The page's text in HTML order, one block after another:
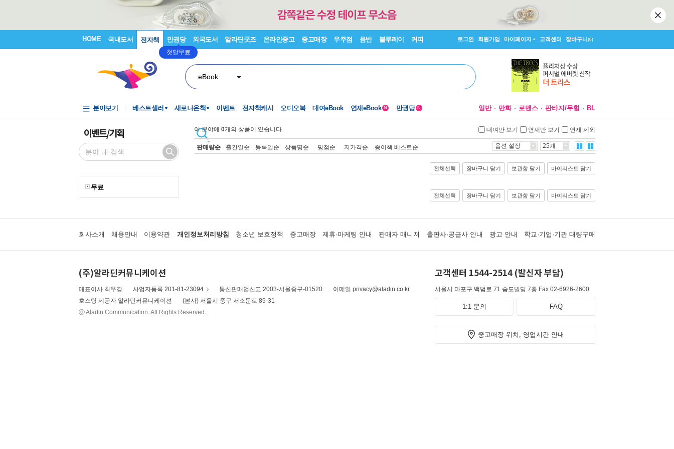
HOME 국내도서 전자책 만권당
첫달무료
외국도서 알라딘굿즈 온라인중고 중고매장 우주점 음반 블루레이 커피 로그인 회원가입 마이페이지 고객센터 장바구니(0)
eBook
분야보기 베스트셀러 새로나온책 이벤트 전자책캐시 오디오북 대여eBook 연재eBook N 만권당 N 일반 만화 로맨스 판타지/무협 BL
이벤트/기획
무료
이 분야에 0개의 상품이 있습니다. 대여만 보기 연재만 보기 연재 제외
판매량순 출간일순 등록일순 상품명순 평점순 저가격순 종이책 베스트순 옵션 설정 25개
전체선택 장바구니 담기 보관함 담기 마이리스트 담기
전체선택 장바구니 담기 보관함 담기 마이리스트 담기
회사소개 채용안내 이용약관 개인정보처리방침 청소년 보호정책 중고매장 제휴·마케팅 안내 판매자 매니저 출판사·공급사 안내 광고 안내 학교·기업·기관 대량구매
(주)알라딘커뮤니케이션
대표이사 최우경 사업자등록 201-81-23094 통신판매업신고 2003-서울중구-01520
이메일 privacy@aladin.co.kr
호스팅 제공자 알라딘커뮤니케이션
(본사) 서울시 중구 서소문로 89-31
ⓒ Aladin Communication. All Rights Reserved.
고객센터 1544-2514 (발신자 부담)
서울시 마포구 백범로 71 숨도빌딩 7층 Fax 02-6926-2600
1:1 문의 FAQ
중고매장 위치, 영업시간 안내